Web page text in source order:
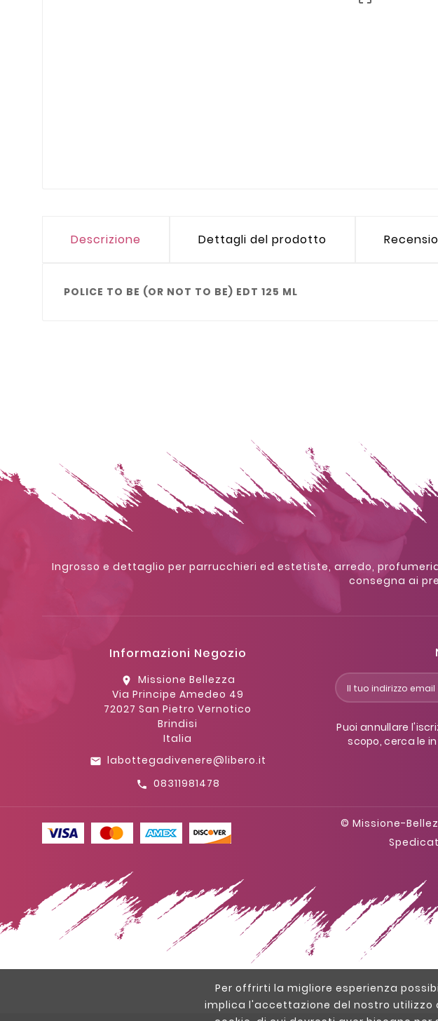
Per offrirti la migliore esperienza
implica l'accettazione del nostro utilizzo
Descrizione Dettagli del prodotto
POLICE TO BE (OR NOT TO BE) EDT 125 ML
Ingrosso e dettaglio per parrucchieri ed estetiste, arredo,
consegna ai
Informazioni Negozio
location_on
Missione Bellezza
Via Principe Amedeo 49
72027 San Pietro Vernotico
Brindisi
Italia
email labottegadivenere@libero.it
call 08311981478
Puoi annullare
scopo, cerca le
© Missione-